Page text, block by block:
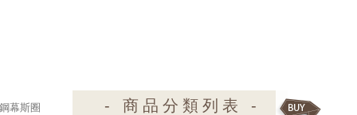
幕斯圈 - 商品分類列表 -